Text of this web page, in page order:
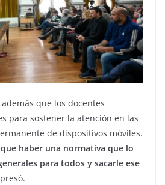
que los docentes
para sostener la atención en las
de dispositivos móviles.
haber una normativa que lo
para todos y sacarle ese